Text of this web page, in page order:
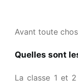
Avant toute
Quelles sont
La classe 1 et